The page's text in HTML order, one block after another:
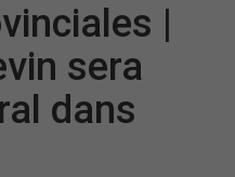
|
sera
dans